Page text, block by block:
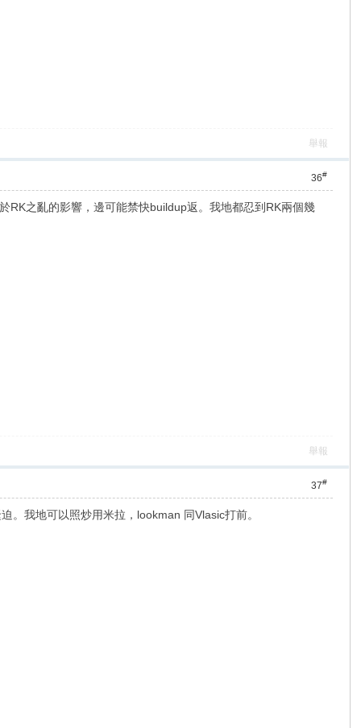
舉報
36#
RK之亂的影響，邊可能禁快buildup返。我地都忍到RK兩個幾
舉報
37#
。我地可以照炒用米拉，lookman 同Vlasic打前。